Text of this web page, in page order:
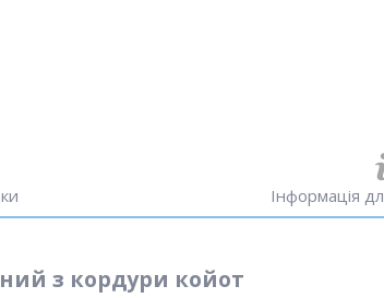
Інформація
з кордури койот